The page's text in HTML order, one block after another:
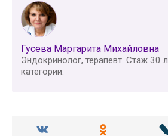
Гусева Маргарита Михайловна
Эндокринолог, терапевт. Стаж 30
категории.